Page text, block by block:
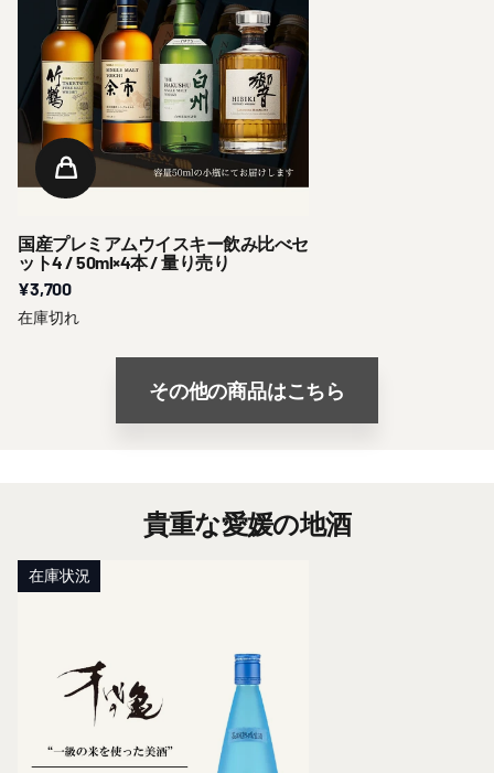
国産プレミアムウイスキー飲み比べセ
ット4 / 50ml×4本 / 量り売り
¥3,700
在庫切れ
その他の商品はこちら
貴重な愛媛の地酒
在庫状況